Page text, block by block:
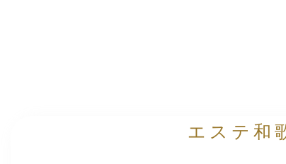
エステ和